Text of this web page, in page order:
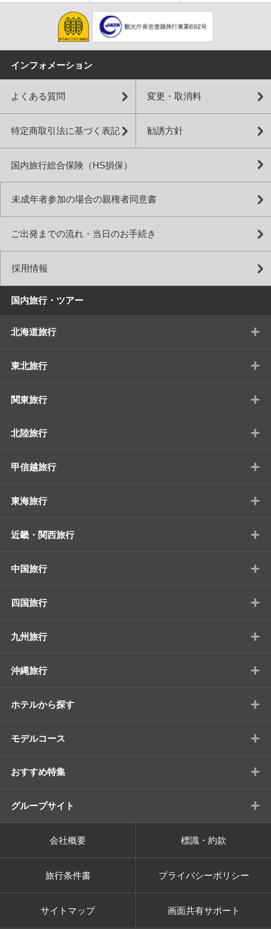
インフォメーション
よくある質問 変更・取消料
特定商取引法に基づく表記 勧誘方針
国内旅行総合保険（HS損保）
未成年者参加の場合の親権者同意書
ご出発までの流れ・当日のお手続き
採用情報
国内旅行・ツアー
北海道旅行 +
東北旅行 +
関東旅行 +
北陸旅行 +
甲信越旅行 +
東海旅行 +
近畿・関西旅行 +
中国旅行 +
四国旅行 +
九州旅行 +
沖縄旅行 +
ホテルから探す +
モデルコース +
おすすめ特集 +
グループサイト +
会社概要 標識・約款
旅行条件書 プライバシーポリシー
サイトマップ 画面共有サポート